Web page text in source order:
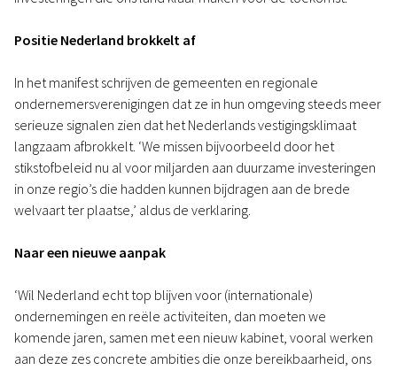
Positie Nederland brokkelt af
In het manifest schrijven de gemeenten en regionale
ondernemersverenigingen dat ze in hun omgeving steeds meer
serieuze signalen zien dat het Nederlands vestigingsklimaat
langzaam afbrokkelt. ‘We missen bijvoorbeeld door het
stikstofbeleid nu al voor miljarden aan duurzame investeringen
in onze regio’s die hadden kunnen bijdragen aan de brede
welvaart ter plaatse,’ aldus de verklaring.
Naar een nieuwe aanpak
‘Wil Nederland echt top blijven voor (internationale)
ondernemingen en reële activiteiten, dan moeten we
komende jaren, samen met een nieuw kabinet, vooral werken
aan deze zes concrete ambities die onze bereikbaarheid, ons